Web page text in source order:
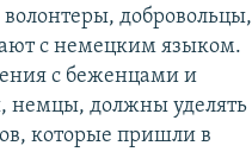
добровольцы,
с немецким языком.
с беженцами и
немцы, должны уделять
которые пришли в